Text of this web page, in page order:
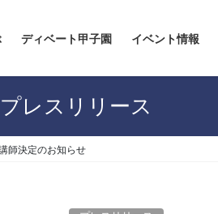
ディベート甲子園 イベント情報
レスリリース
決定のお知らせ